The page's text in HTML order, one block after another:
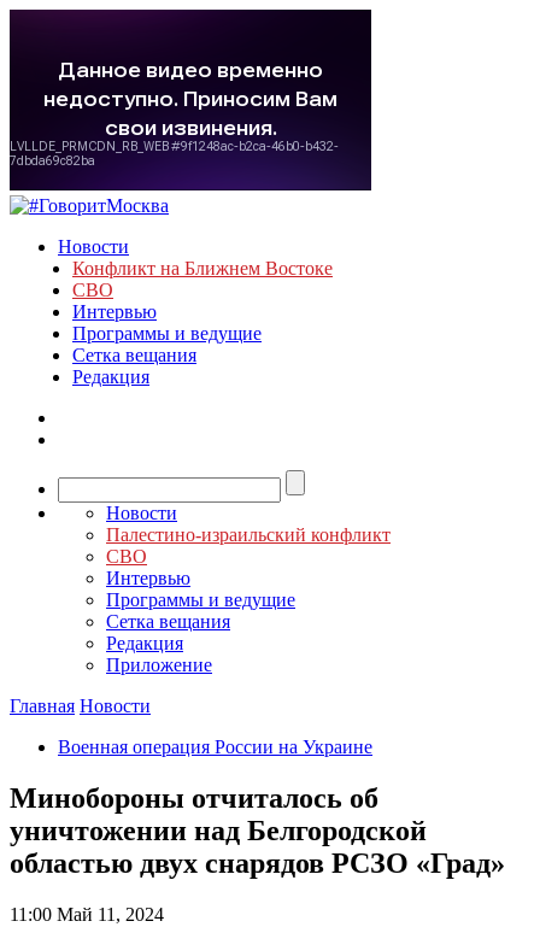
Новости
Конфликт на Ближнем Востоке
СВО
Интервью
Программы и ведущие
Сетка вещания
Редакция
Новости
Палестино-израильский конфликт
СВО
Интервью
Программы и ведущие
Сетка вещания
Редакция
Приложение
Главная Новости
Военная операция России на Украине
Минобороны отчиталось об
уничтожении над Белгородской
областью двух снарядов РСЗО «Град»
11:00 Май 11, 2024